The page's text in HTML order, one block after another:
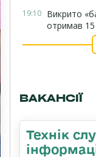
19:10 Викрито
отримав 15
ВАКАНСІЇ
Технік